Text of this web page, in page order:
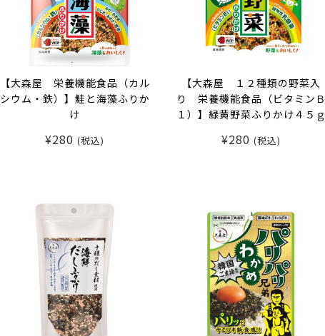
【大森屋 栄養機能食品（カル
シウム・鉄）】鮭と海藻ふりか
け
¥280 (税込)
【大森屋 １２種類の野菜入
り 栄養機能食品（ビタミンＢ
１）】緑黄野菜ふりかけ４５ｇ
¥280 (税込)